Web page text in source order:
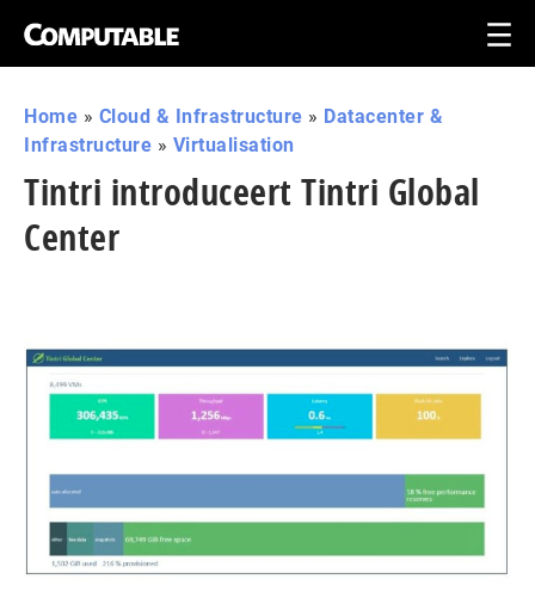
Home » Cloud & Infrastructure » Datacenter &
Infrastructure » Virtualisation
Tintri introduceert Tintri Global
Center